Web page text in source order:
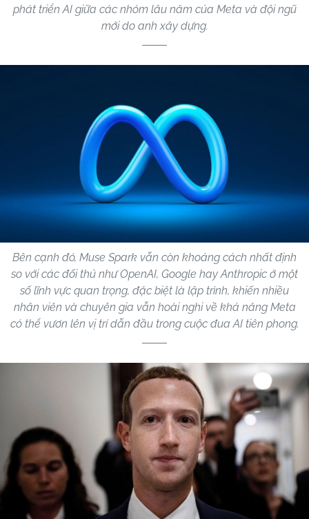
phát triển AI giữa các nhóm lâu năm của Meta và đội ngũ
mới do anh xây dựng.
Bên cạnh đó, Muse Spark vẫn còn khoảng cách nhất định
so với các đối thủ như OpenAI, Google hay Anthropic ở một
số lĩnh vực quan trọng, đặc biệt là lập trình, khiến nhiều
nhân viên và chuyên gia vẫn hoài nghi về khả năng Meta
có thể vươn lên vị trí dẫn đầu trong cuộc đua AI tiên phong.